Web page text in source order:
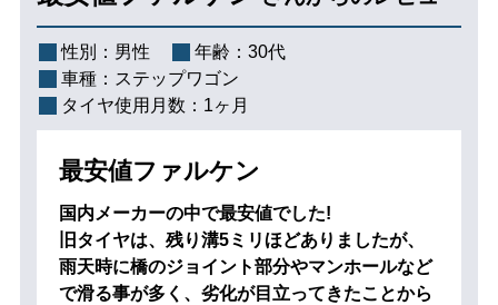
性別： 男性 年齢： 30代
車種： ステップワゴン
タイヤ使用月数： 1ヶ月
最安値ファルケン
国内メーカーの中で最安値でした!
旧タイヤは、残り溝5ミリほどありましたが、
雨天時に橋のジョイント部分やマンホールなど
で滑る事が多く、劣化が目立ってきたことから